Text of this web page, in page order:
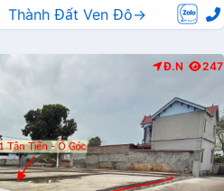
Thành Đất Ven Đô→
Đ.N 247